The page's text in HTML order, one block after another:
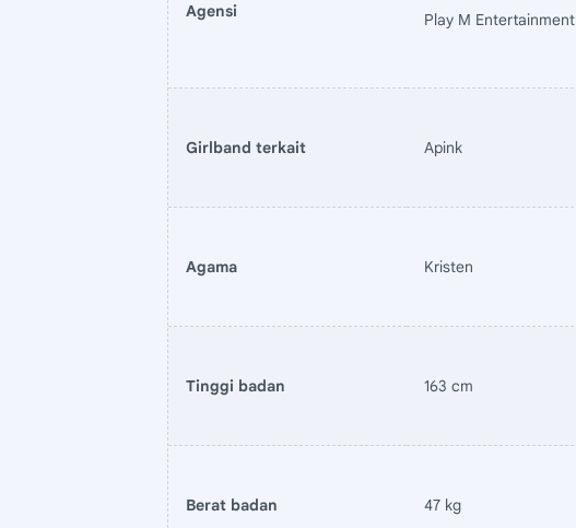
Agensi Play M Entertainment
Girlband terkait Apink
Agama Kristen
Tinggi badan 163 cm
Berat badan 47 kg